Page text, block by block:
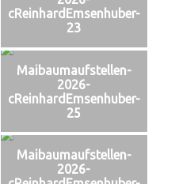
cReinhardEmsenhuber-
23
Maibaumaufstellen-
2026-
cReinhardEmsenhuber-
25
Maibaumaufstellen-
2026-